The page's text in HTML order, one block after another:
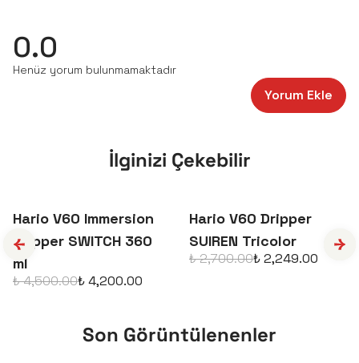
0.0
Henüz yorum bulunmamaktadır
Yorum Ekle
İlginizi Çekebilir
Hario V60 Immersion
Dripper SWITCH 360
ml
₺ 4,500.00₺ 4,200.00
Hario V60 Dripper
SUIREN Tricolor
₺ 2,700.00₺ 2,249.00
Son Görüntülenenler
edersiniz ve Gizlilik Politikamızı okuduğunuzu ve kabul ettiğinizi onaylarsınız.